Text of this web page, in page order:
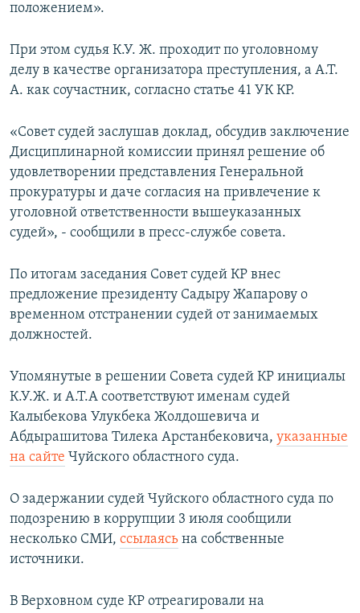
положением».
При этом судья К.У. Ж. проходит по уголовному
делу в качестве организатора преступления, а А.Т.
А. как соучастник, согласно статье 41 УК КР.
«Совет судей заслушав доклад, обсудив заключение
Дисциплинарной комиссии принял решение об
удовлетворении представления Генеральной
прокуратуры и даче согласия на привлечение к
уголовной ответственности вышеуказанных
судей», - сообщили в пресс-службе совета.
По итогам заседания Совет судей КР внес
предложение президенту Садыру Жапарову о
временном отстранении судей от занимаемых
должностей.
Упомянутые в решении Совета судей КР инициалы
К.У.Ж. и А.Т.А соответствуют именам судей
Калыбекова Улукбека Жолдошевича и
Абдырашитова Тилека Арстанбековича, указанные
на сайте Чуйского областного суда.
О задержании судей Чуйского областного суда по
подозрению в коррупции 3 июля сообщили
несколько СМИ, ссылаясь на собственные
источники.
В Верховном суде КР отреагировали на